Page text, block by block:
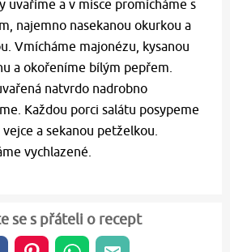
uvaříme a v misce promícháme s
najemno nasekanou okurkou a
Vmícháme majonézu, kysanou
a okořeníme bílým pepřem.
natvrdo nadrobno
Každou porci salátu posypeme
vejce a sekanou petželkou.
vychlazené.
se s přáteli o recept